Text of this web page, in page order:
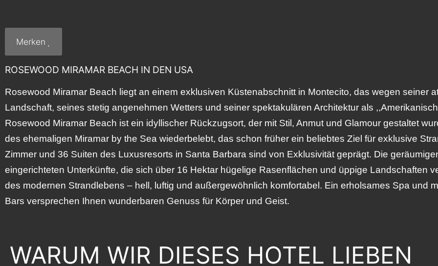
Merken
ROSEWOOD MIRAMAR BEACH IN DEN USA
Rosewood Miramar Beach liegt an einem exklusiven Küstenabschnitt in Montecito, das wegen seiner
Landschaft, seines stetig angenehmen Wetters und seiner spektakulären Architektur als
Rosewood Miramar Beach ist ein idyllischer Rückzugsort, der mit Stil, Anmut und Glamour gestaltet
des ehemaligen Miramar by the Sea wiederbelebt, das schon früher ein beliebtes Ziel für exklusive
Zimmer und 36 Suiten des Luxusresorts in Santa Barbara sind von Exklusivität geprägt. Die
eingerichteten Unterkünfte, die sich über 16 Hektar hügelige Rasenflächen und üppige Landschaften
des modernen Strandlebens – hell, luftig und außergewöhnlich komfortabel. Ein erholsames Spa und
Bars versprechen Ihnen wunderbaren Genuss für Körper und Geist.
WARUM WIR DIESES HOTEL LIEBEN